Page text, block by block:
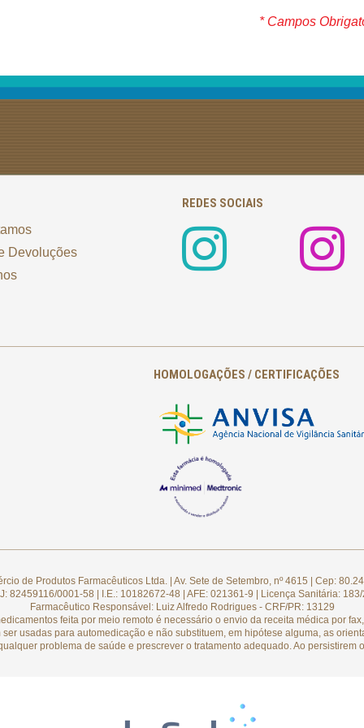
* Campos
Devoluções
REDES SOCIAIS
HOMOLOGAÇÕES / CERTIFICAÇÕES
de Produtos Farmacêuticos Ltda. | Av. Sete de Setembro, nº 4615 | Cep:
82459116/0001-58 | I.E.: 10182672-48 | AFE: 021361-9 | Licença Sanitária:
Farmacêutico Responsável: Luiz Alfredo Rodrigues - CRF/PR: 13129
feita por meio remoto é necessário o envio da receita médica por
usadas para automedicação e não substituem, em hipótese alguma, as
problema de saúde e prescrever o tratamento adequado. Ao persistirem